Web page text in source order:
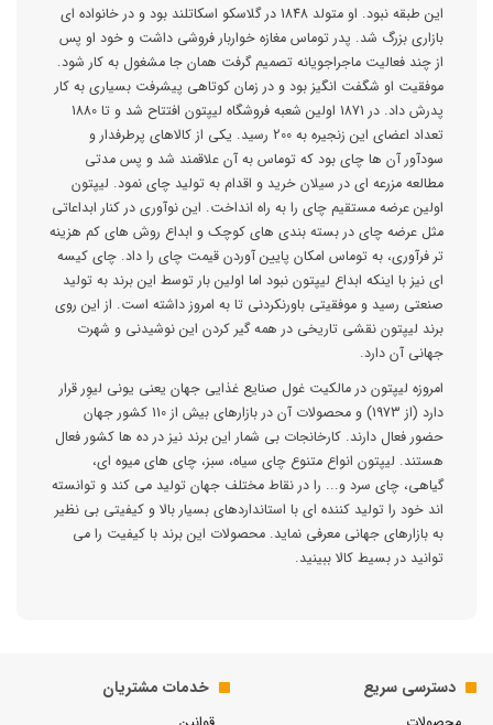
این طبقه نبود. او متولد 1848 در گلاسکو اسکاتلند بود و در خانواده ای
بازاری بزرگ شد. پدر توماس مغازه خواربار فروشی داشت و خود او پس
از چند فعالیت ماجراجویانه تصمیم گرفت همان جا مشغول به کار شود.
موفقیت او شگفت انگیز بود و در زمان کوتاهی پیشرفت بسیاری به کار
پدرش داد. در 1871 اولین شعبه فروشگاه لیپتون افتتاح شد و تا 1880
تعداد اعضای این زنجیره به 200 رسید. یکی از کالاهای پرطرفدار و
سودآور آن ها چای بود که توماس به آن علاقمند شد و پس مدتی
مطالعه مزرعه ای در سیلان خرید و اقدام به تولید چای نمود. لیپتون
اولین عرضه مستقیم چای را به راه انداخت. این نوآوری در کنار ابداعاتی
مثل عرضه چای در بسته بندی های کوچک و ابداع روش های کم هزینه
تر فرآوری، به توماس امکان پایین آوردن قیمت چای را داد. چای کیسه
ای نیز با اینکه ابداع لیپتون نبود اما اولین بار توسط این برند به تولید
صنعتی رسید و موفقیتی باورنکردنی تا به امروز داشته است. از این روی
برند لیپتون نقشی تاریخی در همه گیر کردن این نوشیدنی و شهرت
جهانی آن دارد.
امروزه لیپتون در مالکیت غول صنایع غذایی جهان یعنی یونی لیوِر قرار
دارد (از 1973) و محصولات آن در بازارهای بیش از 110 کشور جهان
حضور فعال دارند. کارخانجات بی شمار این برند نیز در ده ها کشور فعال
هستند. لیپتون انواع متنوع چای سیاه، سبز، چای های میوه ای،
گیاهی، چای سرد و... را در نقاط مختلف جهان تولید می کند و توانسته
اند خود را تولید کننده ای با استانداردهای بسیار بالا و کیفیتی بی نظیر
به بازارهای جهانی معرفی نماید. محصولات این برند با کیفیت را می
توانید در بسیط کالا ببینید.
دسترسی سریع خدمات مشتریان